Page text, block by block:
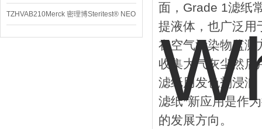
TZHVAB210Merck 密理博Steritest® NEO
设备
面，Grade 1滤纸
提液体，也广泛用
在空气污染物监测
收集大气灰尘然后
滤纸用发色剂浸润
滤纸*新应用是作
的发展方向。